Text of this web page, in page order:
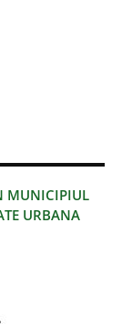
MUNICIPIUL
URBANA